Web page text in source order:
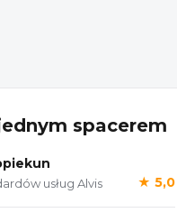
spacerem
usług Alvis ★ 5,0